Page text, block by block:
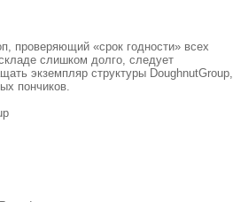
проверяющий «срок годности» всех
слишком долго, следует
экземпляр структуры DoughnutGroup,
пончиков.